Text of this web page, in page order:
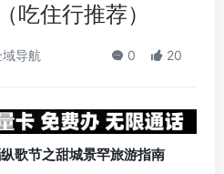
吃住行推荐）
域导航 0 20
歌节之甜城景罕旅游指南